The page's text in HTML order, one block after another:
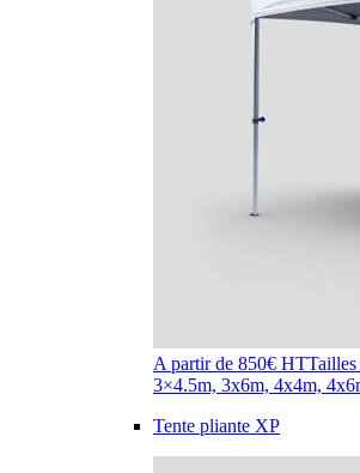
A partir de 850€ HT
3×4.5m, 3x6m, 4x4m,
Tente pliante XP